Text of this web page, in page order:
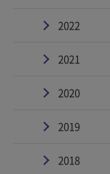
2022
2021
2020
2019
2018